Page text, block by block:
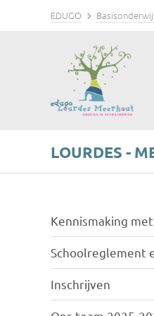
EDUGO
LOURDES -
Kennismaking
Schoolreglement
Inschrijven